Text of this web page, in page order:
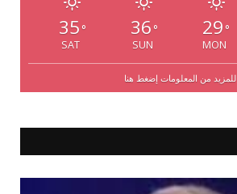
35 °
SAT
36 °
SUN
29 °
MON
للمزيد من المعلومات إضغط هنا